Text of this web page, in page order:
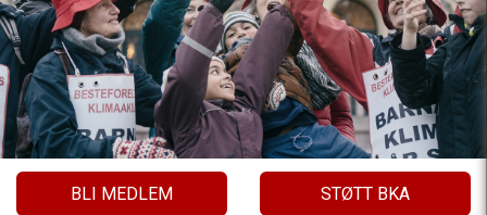
BLI MEDLEM STØTT BKA